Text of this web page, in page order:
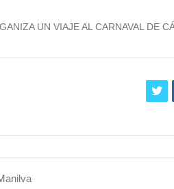
UN VIAJE AL CARNAVAL DE